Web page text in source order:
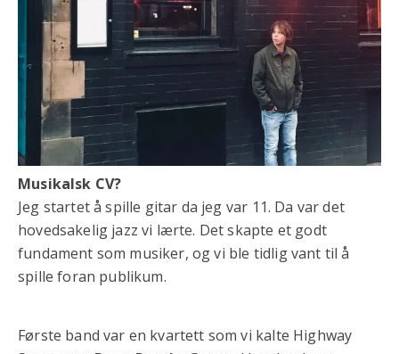
Musikalsk CV?
Jeg startet å spille gitar da jeg var 11. Da var det
hovedsakelig jazz vi lærte. Det skapte et godt
fundament som musiker, og vi ble tidlig vant til å
spille foran publikum.
Første band var en kvartett som vi kalte Highway